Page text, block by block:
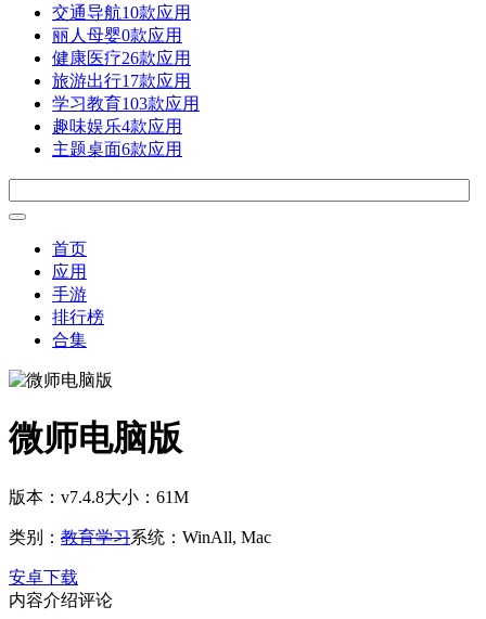
交通导航10款应用
丽人母婴0款应用
健康医疗26款应用
旅游出行17款应用
学习教育103款应用
趣味娱乐4款应用
主题桌面6款应用
首页
应用
手游
排行榜
合集
微师电脑版
版本：v7.4.8大小：61M
类别： 教育学习系统：WinAll, Mac
安卓下载
内容介绍评论